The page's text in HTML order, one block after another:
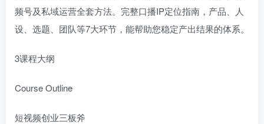
频号及私域运营全套方法。完整口播IP定位指南，产品、人
设、选题、团队等7大环节，能帮助您稳定产出结果的体系。
3课程大纲
Course Outline
短视频创业三板斧